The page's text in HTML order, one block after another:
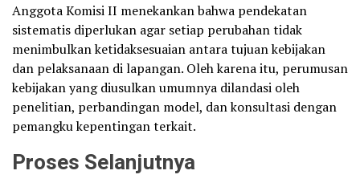
Anggota Komisi II menekankan bahwa pendekatan
sistematis diperlukan agar setiap perubahan tidak
menimbulkan ketidaksesuaian antara tujuan kebijakan
dan pelaksanaan di lapangan. Oleh karena itu, perumusan
kebijakan yang diusulkan umumnya dilandasi oleh
penelitian, perbandingan model, dan konsultasi dengan
pemangku kepentingan terkait.
Proses Selanjutnya